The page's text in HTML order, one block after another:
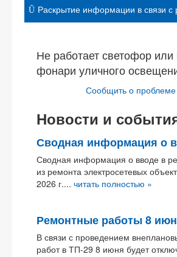
Раскрытие информации в связи с
Не работает светофор или
фонари уличного
Сообщить о проблеме
Новости и
Сводная информация о
Сводная информация о вводе в
из ремонта электросетевых
2026 г.... читать полностью »
Ремонтные работы 8
В связи с проведением
работ в ТП-29 8 июня будет